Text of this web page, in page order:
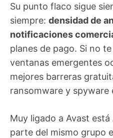
Su punto flaco sigue
siempre: densidad de
notificaciones
planes de pago. Si no
ventanas emergentes
mejores barreras
ransomware y spyware
Muy ligado a Avast está
parte del mismo grupo